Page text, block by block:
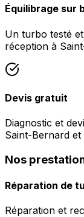
Équilibrage sur
Un turbo testé
réception à
Devis gratuit
Diagnostic et
Saint-Bernard et
Nos
Réparation de
Réparation et